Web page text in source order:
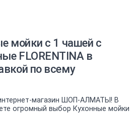
мойки с 1 чашей c
FLORENTINA в
по всему
магазин ШОП-АЛМАТЫ! В
огромный выбор Кухонные мойки